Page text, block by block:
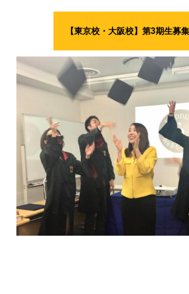
【東京校・大阪校】第3期生募